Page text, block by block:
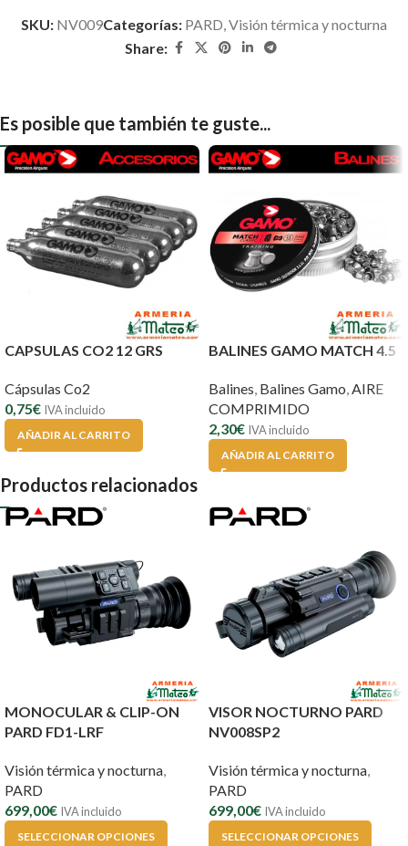
SKU: NV009Categorías: PARD,Visión térmica y nocturna
Share:
Es posible que también te guste...
CAPSULAS CO2 12 GRS
Cápsulas Co2
0,75€ IVA incluido
AÑADIR AL CARRITO
BALINES GAMO MATCH 4.5
Balines, Balines Gamo,AIRE
COMPRIMIDO
2,30€ IVA incluido
AÑADIR AL CARRITO
Productos relacionados
MONOCULAR & CLIP-ON
PARD FD1-LRF
Visión térmica y nocturna,
PARD
699,00€ IVA incluido
SELECCIONAR OPCIONES
VISOR NOCTURNO PARD
NV008SP2
Visión térmica y nocturna,
PARD
699,00€ IVA incluido
SELECCIONAR OPCIONES